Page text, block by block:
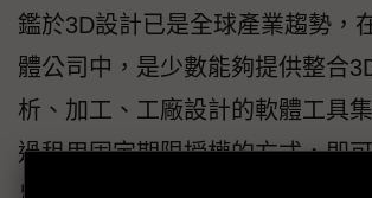
鑑於3D設計已是全球產業趨勢，
體公司中，是少數能夠提供整合
析、加工、工廠設計的軟體工具
過租用固定期限授權的方式，即